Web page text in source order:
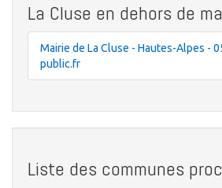
La Cluse en dehors de
Mairie de La Cluse - Hautes-Alpes -
public.fr
Liste des communes